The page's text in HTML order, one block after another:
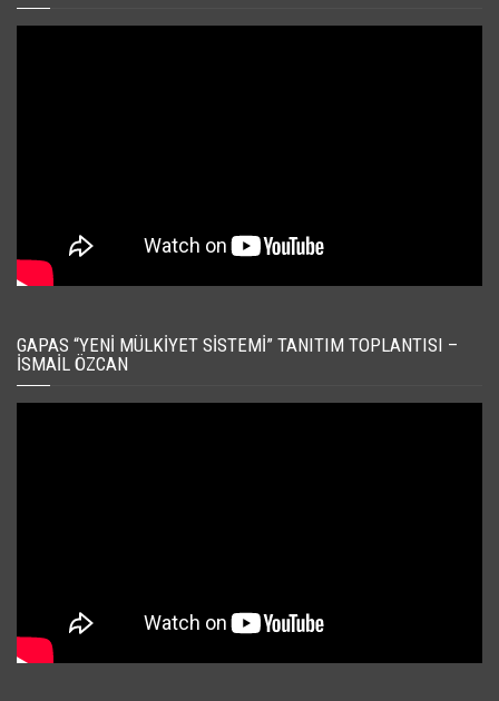
GAPAS “YENI MÜLKIYET SISTEMI” TANITIM TOPLANTISI –
İSMAIL ÖZCAN